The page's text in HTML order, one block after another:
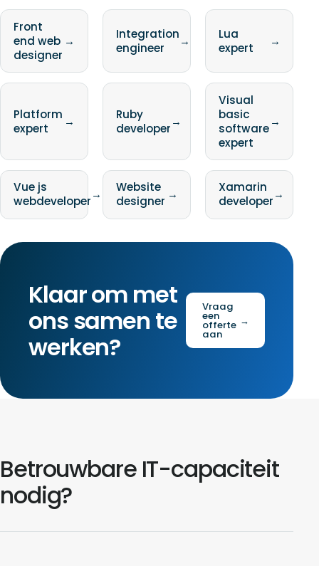
Front
end web
designer
→
Integration
engineer
→
Lua
expert
→
Platform
expert
→
Ruby
developer→
Visual
basic
software
expert
→
Vue js
webdeveloper→
Website
designer →
Xamarin
developer→
Klaar om met
ons samen te
werken?
Vraag
een
offerte
aan
→
Betrouwbare IT-capaciteit
nodig?